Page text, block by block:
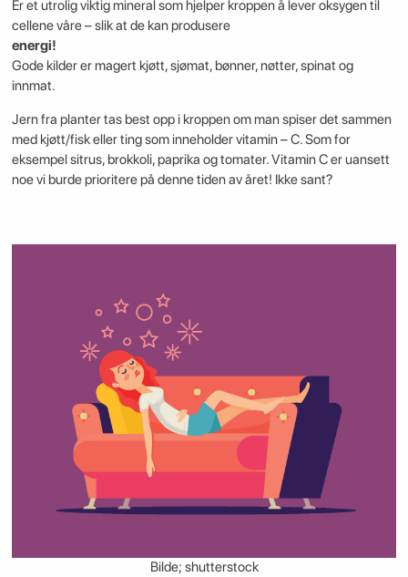
Er et utrolig viktig mineral som hjelper kroppen å lever oksygen til
cellene våre – slik at de kan produsere
energi!
Gode kilder er magert kjøtt, sjømat, bønner, nøtter, spinat og
innmat.
Jern fra planter tas best opp i kroppen om man spiser det sammen
med kjøtt/fisk eller ting som inneholder vitamin – C. Som for
eksempel sitrus, brokkoli, paprika og tomater. Vitamin C er uansett
noe vi burde prioritere på denne tiden av året! Ikke sant?
Bilde; shutterstock